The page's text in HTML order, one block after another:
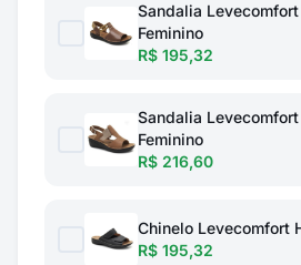
Sandalia
Feminino
R$ 195,32
Sandalia
Feminino
R$ 216,60
Chinelo Levecomfort
R$ 195,32